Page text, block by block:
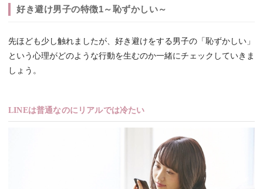
好き避け男子の特徴1～恥ずかしい～
先ほども少し触れましたが、好き避けをする男子の「恥ずかしい」
という心理がどのような行動を生むのか一緒にチェックしていきま
しょう。
LINEは普通なのにリアルでは冷たい